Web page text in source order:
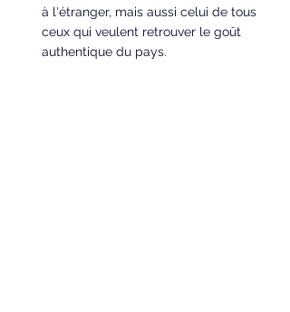
à l'étranger, mais aussi celui de tous
ceux qui veulent retrouver le goût
authentique du pays.